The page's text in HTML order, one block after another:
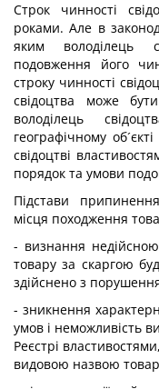
Строк чинності
роками. Але в
яким володілець
подовження його
строку чинності
свідоцтва може
володілець
географічному
свідоцтві
порядок та умови
Підстави
місця походження
- визнання
товару за скаргою
здійснено з
- зникнення
умов і неможливість
Реєстрі
видовою назвою